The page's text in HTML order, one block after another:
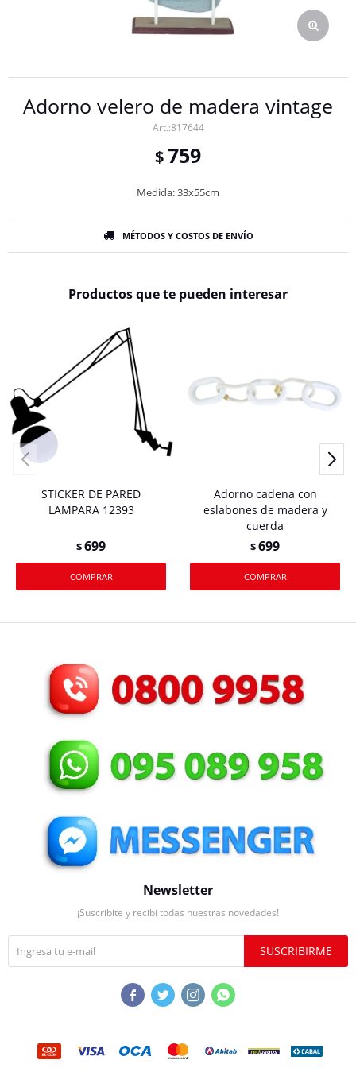
Adorno velero de madera vintage
817644
$759
Medida: 33x55cm
MÉTODOS Y COSTOS DE ENVÍO
Productos que te pueden interesar
STICKER DE PARED
LAMPARA 12393
$699
Adorno cadena con
eslabones de madera y
cuerda
$699
Newsletter
¡Suscribite y recibí todas nuestras novedades!
SUSCRIBIRME
   